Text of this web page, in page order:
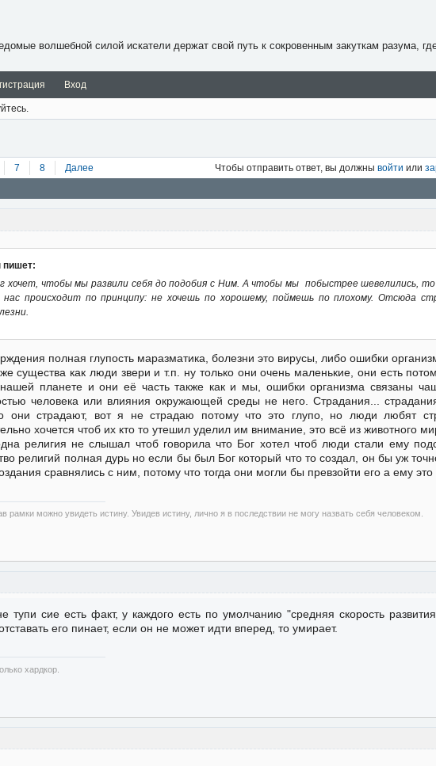
волшебной силой искатели держат свой путь к сокровенным закуткам разума,
Вход
7 8 Далее Чтобы отправить ответ, вы должны войти или
пишет:
хочет, чтобы мы развили себя до подобия с Ним. А чтобы мы побыстрее шевелились, то
нас происходит по принципу: не хочешь по хорошему, поймешь по плохому. Отсюда
полная глупость маразматика, болезни это вирусы, либо ошибки
существа как люди звери и т.п. ну только они очень маленькие, они есть
планете и они её часть также как и мы, ошибки организма связаны
человека или влияния окружающей среды не него. Страдания...
они страдают, вот я не страдаю потому что это глупо, но люди любят
хочется чтоб их кто то утешил уделил им внимание, это всё из животного
религия не слышал чтоб говорила что Бог хотел чтоб люди стали ему
религий полная дурь но если бы был Бог который что то создал, он бы уж
сравнялись с ним, потому что тогда они могли бы превзойти его а ему
рамки можно увидеть истину. Увидев истину, лично я в последствии не могу назвать себя человеком.
тупи сие есть факт, у каждого есть по умолчанию "средняя скорость
его пинает, если он не может идти вперед, то умирает.
хардкор.